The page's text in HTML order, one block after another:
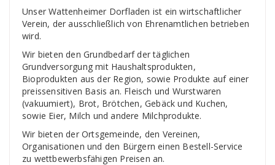
Unser Wattenheimer Dorfladen ist ein wirtschaftlicher
Verein, der ausschließlich von Ehrenamtlichen betrieben
wird.
Wir bieten den Grundbedarf der täglichen
Grundversorgung mit Haushaltsprodukten,
Bioprodukten aus der Region, sowie Produkte auf einer
preissensitiven Basis an. Fleisch und Wurstwaren
(vakuumiert), Brot, Brötchen, Gebäck und Kuchen,
sowie Eier, Milch und andere Milchprodukte.
Wir bieten der Ortsgemeinde, den Vereinen,
Organisationen und den Bürgern einen Bestell-Service
zu wettbewerbsfähigen Preisen an.